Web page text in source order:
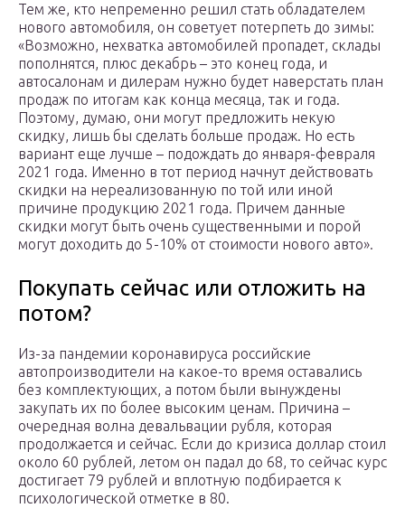
Тем же, кто непременно решил стать обладателем
нового автомобиля, он советует потерпеть до зимы:
«Возможно, нехватка автомобилей пропадет, склады
пополнятся, плюс декабрь – это конец года, и
автосалонам и дилерам нужно будет наверстать план
продаж по итогам как конца месяца, так и года.
Поэтому, думаю, они могут предложить некую
скидку, лишь бы сделать больше продаж. Но есть
вариант еще лучше – подождать до января-февраля
2021 года. Именно в тот период начнут действовать
скидки на нереализованную по той или иной
причине продукцию 2021 года. Причем данные
скидки могут быть очень существенными и порой
могут доходить до 5-10% от стоимости нового авто».
Покупать сейчас или отложить на
потом?
Из-за пандемии коронавируса российские
автопроизводители на какое-то время оставались
без комплектующих, а потом были вынуждены
закупать их по более высоким ценам. Причина –
очередная волна девальвации рубля, которая
продолжается и сейчас. Если до кризиса доллар стоил
около 60 рублей, летом он падал до 68, то сейчас курс
достигает 79 рублей и вплотную подбирается к
психологической отметке в 80.